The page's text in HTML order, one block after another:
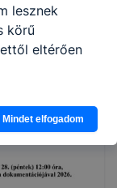
lesznek
körű
eltérően
Mindet elfogadom